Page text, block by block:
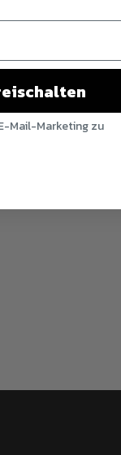
Mail-Marketing zu